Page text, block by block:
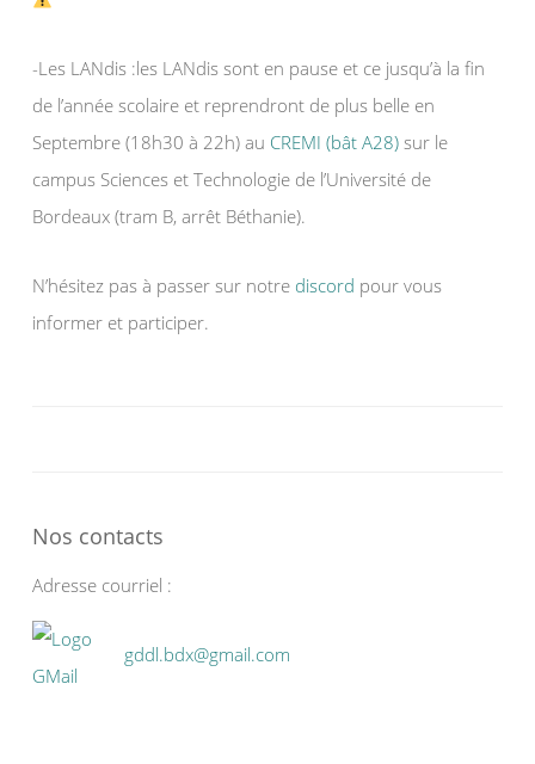
-Les LANdis :les LANdis sont en pause et ce jusqu’à la fin
de l’année scolaire et reprendront de plus belle en
Septembre (18h30 à 22h) au CREMI (bât A28) sur le
campus Sciences et Technologie de l’Université de
Bordeaux (tram B, arrêt Béthanie).
N’hésitez pas à passer sur notre discord pour vous
informer et participer.
Nos contacts
Adresse courriel :
gddl.bdx@gmail.com